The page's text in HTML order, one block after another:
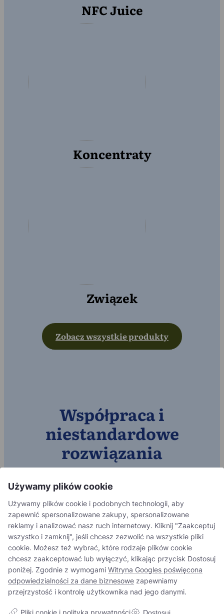
NFC Juice
Koncentraty
Związek
Zobacz wszystkie produkty
Współpraca i
niestandardowe
rozwiązania
napojów o autentycznym smaku i funkcjonalnej wartości
dodanej. Skontaktuj się z nami i rozpocznijmy dialog.
Skontaktuj się z nami
Używamy plików cookie
Używamy plików cookie i podobnych technologii, aby
zapewnić spersonalizowane zakupy, spersonalizowane
reklamy i analizować nasz ruch internetowy. Kliknij "Zaakceptuj
wszystko i zamknij", jeśli chcesz zezwolić na wszystkie pliki
cookie. Możesz też wybrać, które rodzaje plików cookie
chcesz zaakceptować lub wyłączyć, klikając przycisk Dostosuj
poniżej. Zgodnie z wymogami Witryna Googles poświęcona
odpowiedzialności za dane biznesowe zapewniamy
przejrzystość i kontrolę użytkownika nad jego danymi.
Pliki cookie i polityka prywatności Dostosuj